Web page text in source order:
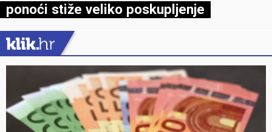
ponoći stiže veliko poskupljenje